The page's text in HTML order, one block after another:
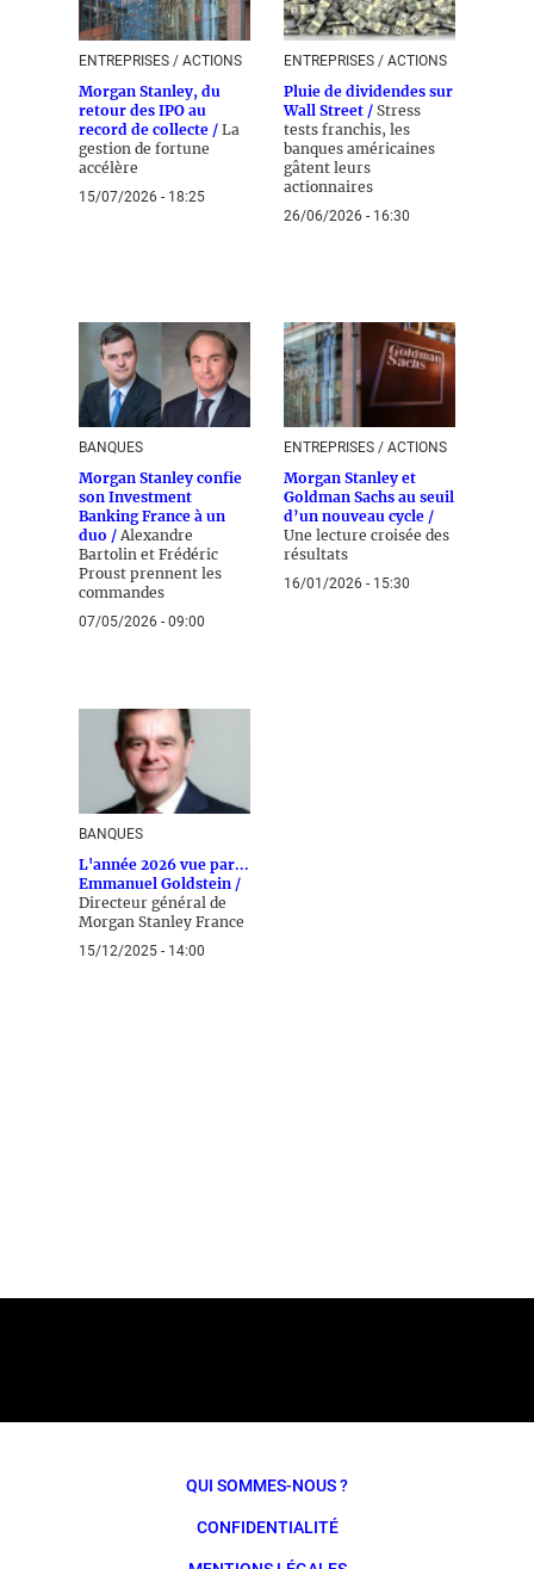
ENTREPRISES / ACTIONS
Morgan Stanley, du
retour des IPO au
record de collecte / La
gestion de fortune
accélère
15/07/2026 - 18:25
ENTREPRISES / ACTIONS
Pluie de dividendes sur
Wall Street / Stress
tests franchis, les
banques américaines
gâtent leurs
actionnaires
26/06/2026 - 16:30
BANQUES
Morgan Stanley confie
son Investment
Banking France à un
duo / Alexandre
Bartolin et Frédéric
Proust prennent les
commandes
07/05/2026 - 09:00
ENTREPRISES / ACTIONS
Morgan Stanley et
Goldman Sachs au seuil
d’un nouveau cycle /
Une lecture croisée des
résultats
16/01/2026 - 15:30
BANQUES
L'année 2026 vue par...
Emmanuel Goldstein /
Directeur général de
Morgan Stanley France
15/12/2025 - 14:00
QUI SOMMES-NOUS ?
CONFIDENTIALITÉ